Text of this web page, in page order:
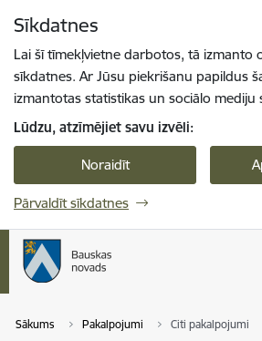
Sīkdatnes
Lai šī tīmekļvietne darbotos, tā izmanto
sīkdatnes. Ar Jūsu piekrišanu papildus
izmantotas statistikas un sociālo mediju
Lūdzu, atzīmējiet savu izvēli:
Noraidīt
Pārvaldīt sīkdatnes
Sākums Pakalpojumi Citi pakalpojumi